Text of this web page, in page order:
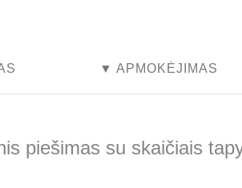
▼ APMOKĖJIMAS
piešimas su skaičiais